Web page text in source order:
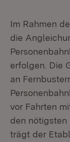
Im Rahmen
die
erfolgen. Die
an
vor Fahrten
den nötigsten
trägt der